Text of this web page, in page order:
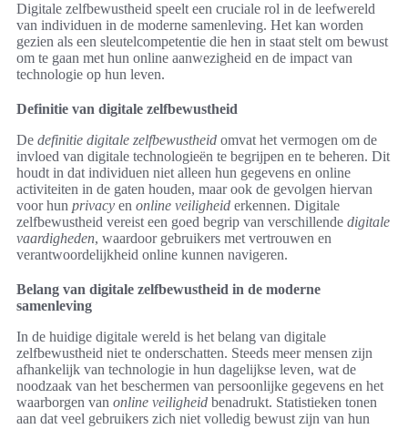
Digitale zelfbewustheid speelt een cruciale rol in de leefwereld
van individuen in de moderne samenleving. Het kan worden
gezien als een sleutelcompetentie die hen in staat stelt om bewust
om te gaan met hun online aanwezigheid en de impact van
technologie op hun leven.
Definitie van digitale zelfbewustheid
De definitie digitale zelfbewustheid omvat het vermogen om de
invloed van digitale technologieën te begrijpen en te beheren. Dit
houdt in dat individuen niet alleen hun gegevens en online
activiteiten in de gaten houden, maar ook de gevolgen hiervan
voor hun privacy en online veiligheid erkennen. Digitale
zelfbewustheid vereist een goed begrip van verschillende digitale
vaardigheden, waardoor gebruikers met vertrouwen en
verantwoordelijkheid online kunnen navigeren.
Belang van digitale zelfbewustheid in de moderne
samenleving
In de huidige digitale wereld is het belang van digitale
zelfbewustheid niet te onderschatten. Steeds meer mensen zijn
afhankelijk van technologie in hun dagelijkse leven, wat de
noodzaak van het beschermen van persoonlijke gegevens en het
waarborgen van online veiligheid benadrukt. Statistieken tonen
aan dat veel gebruikers zich niet volledig bewust zijn van hun